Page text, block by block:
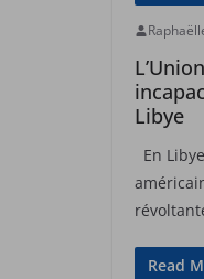
Libye
En
Read